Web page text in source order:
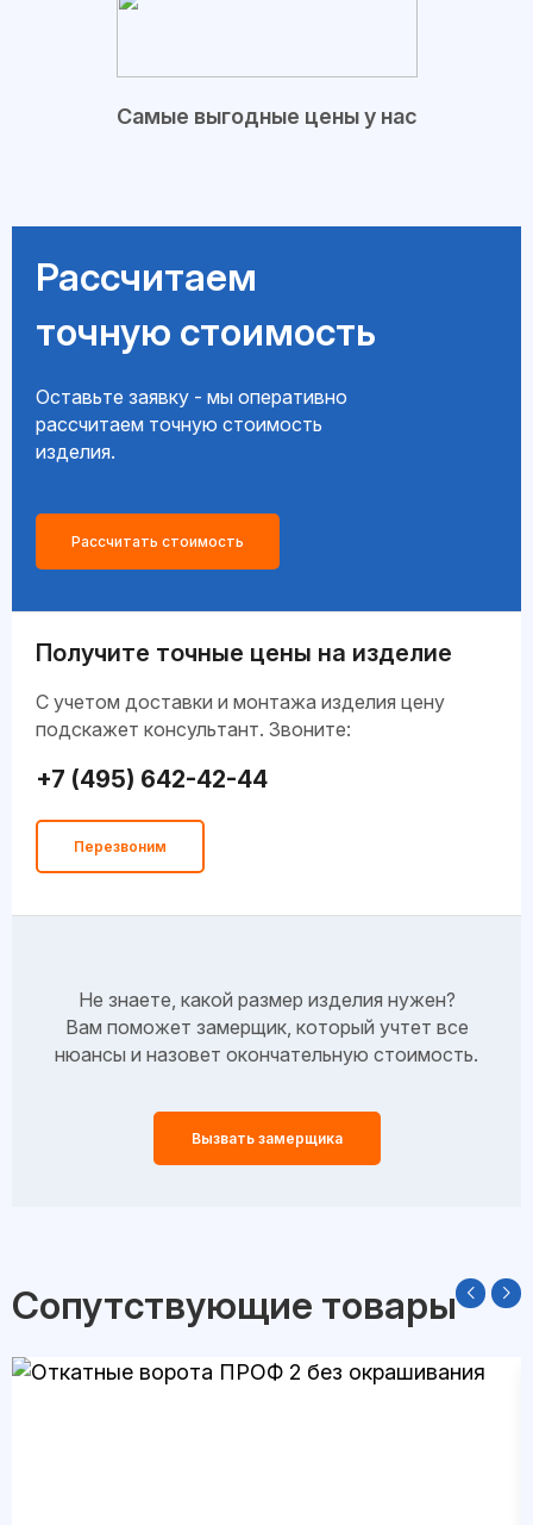
Самые выгодные цены у нас
Рассчитаем
точную стоимость
Оставьте заявку - мы оперативно
рассчитаем точную стоимость
изделия.
Рассчитать стоимость
Получите точные цены на изделие
C учетом доставки и монтажа изделия цену
подскажет консультант. Звоните:
+7 (495) 642-42-44
Перезвоним
Не знаете, какой размер изделия нужен?
Вам поможет замерщик, который учтет все
нюансы и назовет окончательную стоимость.
Вызвать замерщика
Сопутствующие товары